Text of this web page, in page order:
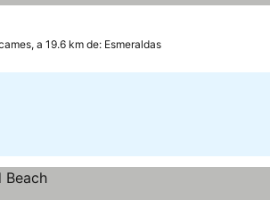
a 19.6 km de: Esmeraldas